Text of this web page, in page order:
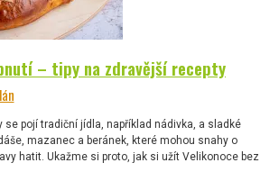
– tipy na zdravější recepty
se pojí tradiční jídla, například nádivka, a sladké
mazanec a beránek, které mohou snahy o
hatit. Ukažme si proto, jak si užít Velikonoce bez